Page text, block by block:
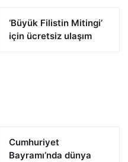
‘Büyük Filistin Mitingi’
için ücretsiz ulaşım
Cumhuriyet
Bayramı’nda dünya